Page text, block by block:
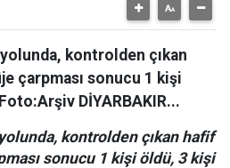
kontrolden çıkan
çarpması sonucu 1 kişi
DİYARBAKIR...
kontrolden çıkan hafif
sonucu 1 kişi öldü, 3 kişi